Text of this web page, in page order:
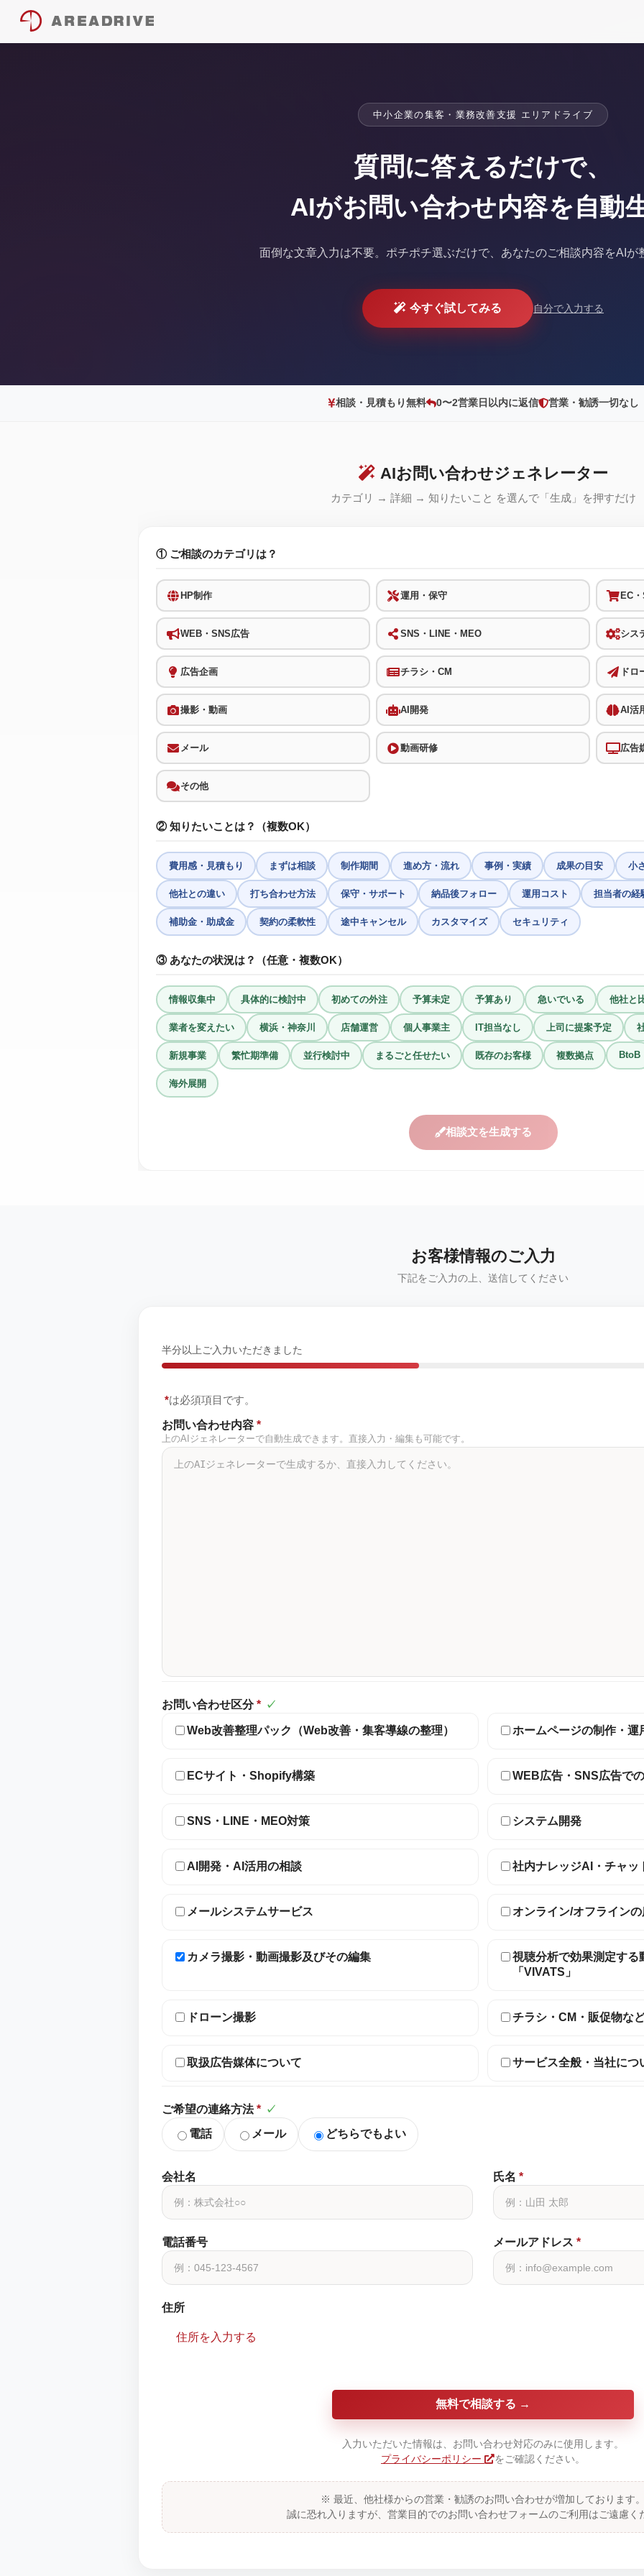
中小企業の集客・業務改善支援 エリアドライブ
質問に答えるだけで、
AIがお問い合わせ内容を自動
面倒な文章入力は不要。 ポチポチ選ぶだけで、あなたのご相談内容をAIが
今すぐ試してみる 自分で入力する
相談・見積もり無料 0〜2営業日以内に返信 営業・勧誘一切なし
AIお問い合わせジェネレーター
カテゴリ → 詳細 → 知りたいこと を選んで「生成」を押すだけ
① ご相談のカテゴリは？
HP制作 運用・保守 EC
WEB・SNS広告 SNS・LINE・MEO シス
広告企画 チラシ・CM ドロ
撮影・動画 AI開発 AI活
メール 動画研修 広告
その他
② 知りたいことは？（複数OK）
費用感・見積もり まずは相談 制作期間 進め方・流れ 事例・実績 成果の目安 小
他社との違い 打ち合わせ方法 保守・サポート 納品後フォロー 運用コスト 担当者の経
補助金・助成金 契約の柔軟性 途中キャンセル カスタマイズ セキュリティ
③ あなたの状況は？（任意・複数OK）
情報収集中 具体的に検討中 初めての外注 予算未定 予算あり 急いでいる 他社と
業者を変えたい 横浜・神奈川 店舗運営 個人事業主 IT担当なし 上司に提案予定
新規事業 繁忙期準備 並行検討中 まるごと任せたい 既存のお客様 複数拠点 BtoB
海外展開
相談文を生成する
お客様情報のご入力
下記をご入力の上、送信してください
半分以上ご入力いただきました
*は必須項目です。
お問い合わせ内容 *
上のAIジェネレーターで自動生成できます。直接入力・編集も可能です。
お問い合わせ区分 * ✓
Web改善整理パック（Web改善・集客導線の整理） ホームページの制作・運
ECサイト・Shopify構築 WEB広告・SNS広告で
SNS・LINE・MEO対策 システム開発
AI開発・AI活用の相談 社内ナレッジAI・チャッ
メールシステムサービス オンライン/オフライン
カメラ撮影・動画撮影及びその編集
視聴分析で効果測定する
「VIVATS」
ドローン撮影 チラシ・CM・販促物な
取扱広告媒体について サービス全般・当社につ
ご希望の連絡方法 * ✓
電話 メール どちらでもよい
会社名 氏名 *
電話番号 メールアドレス *
住所
住所を入力する
無料で相談する
入力いただいた情報は、お問い合わせ対応のみに使用します。
プライバシーポリシー
をご確認ください。
※ 最近、他社様からの営業・勧誘のお問い合わせが増加しております
誠に恐れ入りますが、営業目的でのお問い合わせフォームのご利用はご遠慮く